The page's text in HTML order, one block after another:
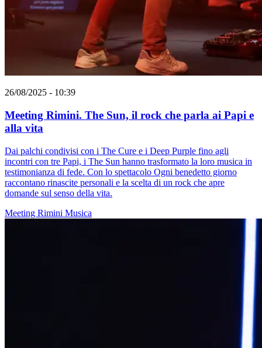
26/08/2025 - 10:39
Meeting Rimini. The Sun, il rock che parla ai Papi e
alla vita
Dai palchi condivisi con i The Cure e i Deep Purple fino agli
incontri con tre Papi, i The Sun hanno trasformato la loro musica in
testimonianza di fede. Con lo spettacolo Ogni benedetto giorno
raccontano rinascite personali e la scelta di un rock che apre
domande sul senso della vita.
Meeting Rimini Musica